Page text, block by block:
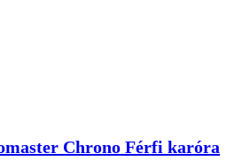
Chrono Férfi karóra